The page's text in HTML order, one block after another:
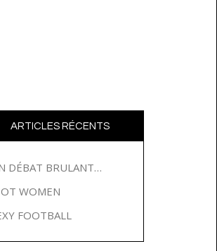
ARTICLES RÉCENTS
DÉBAT BRULANT…
WOMEN
FOOTBALL